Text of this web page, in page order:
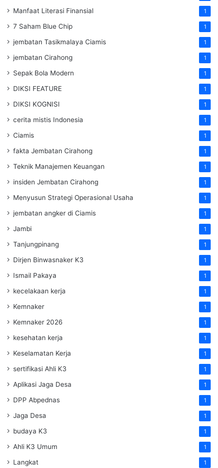
Manfaat Literasi Finansial 1
7 Saham Blue Chip 1
jembatan Tasikmalaya Ciamis 1
jembatan Cirahong 1
Sepak Bola Modern 1
DIKSI FEATURE 1
DIKSI KOGNISI 1
cerita mistis Indonesia 1
Ciamis 1
fakta Jembatan Cirahong 1
Teknik Manajemen Keuangan 1
insiden Jembatan Cirahong 1
Menyusun Strategi Operasional Usaha 1
jembatan angker di Ciamis 1
Jambi 1
Tanjungpinang 1
Dirjen Binwasnaker K3 1
Ismail Pakaya 1
kecelakaan kerja 1
Kemnaker 1
Kemnaker 2026 1
kesehatan kerja 1
Keselamatan Kerja 1
sertifikasi Ahli K3 1
Aplikasi Jaga Desa 1
DPP Abpednas 1
Jaga Desa 1
budaya K3 1
Ahli K3 Umum 1
Langkat 1